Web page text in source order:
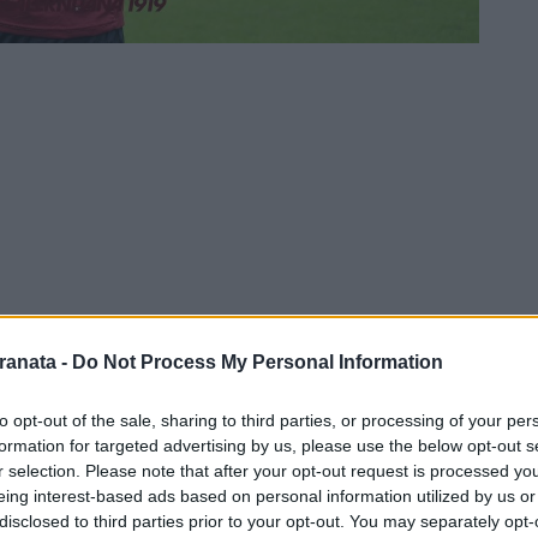
- Do Not Process My Personal Information
opt-out of the sale, sharing to third parties, or processing of your
for targeted advertising by us, please use the below opt-out
selection. Please note that after your opt-out request is processed
interest-based ads based on personal information utilized by us
to third parties prior to your opt-out. You may separately
molti video, soprattutto dei tifosi. Sono
a loro è una sensazione incredibile",
attaccante della Salernitana, che si
del club. L'ex Bodo Glimt è stato